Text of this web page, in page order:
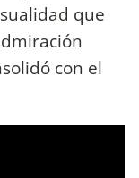
que
con el